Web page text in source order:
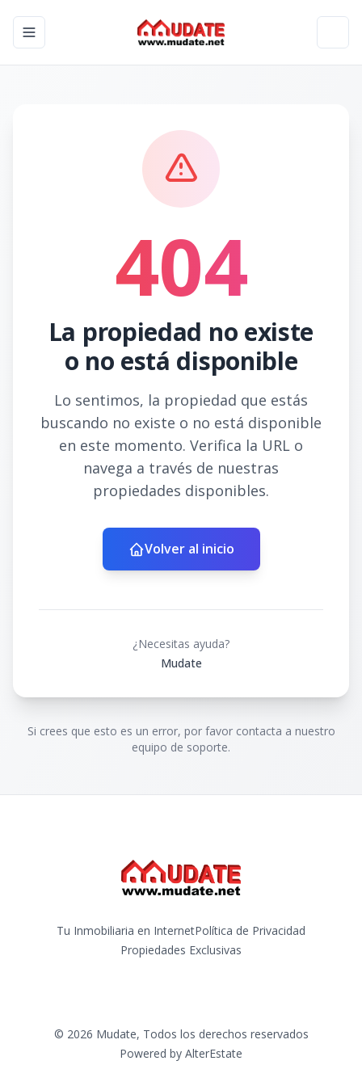
Toggle navigation menu
404
La propiedad no existe
o no está disponible
Lo sentimos, la propiedad que estás
buscando no existe o no está disponible
en este momento. Verifica la URL o
navega a través de nuestras
propiedades disponibles.
Volver al inicio
¿Necesitas ayuda?
Mudate
Si crees que esto es un error, por favor contacta a nuestro
equipo de soporte.
Tu Inmobiliaria en InternetPolítica de Privacidad
Propiedades Exclusivas
© 2026 Mudate, Todos los derechos reservados
Powered by AlterEstate